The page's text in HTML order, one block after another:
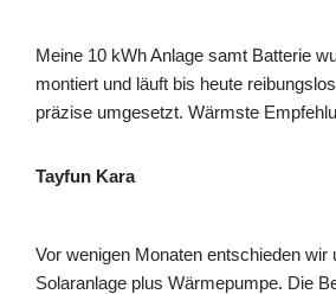
Meine 10 kWh Anlage samt Batterie
montiert und läuft bis heute
präzise umgesetzt. Wärmste
Tayfun Kara
Vor wenigen Monaten entschieden wir
Solaranlage plus Wärmepumpe. Die